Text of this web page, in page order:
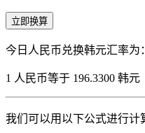
立即换算
今日人民币兑换韩元汇率为：
1 人民币等于 196.3300 韩
我们可以用以下公式进行计